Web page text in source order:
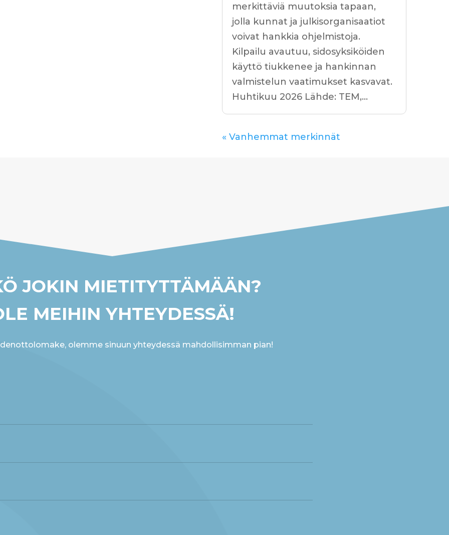
merkittäviä muutoksia tapaan,
jolla kunnat ja julkisorganisaatiot
voivat hankkia ohjelmistoja.
Kilpailu avautuu, sidosyksiköiden
käyttö tiukkenee ja hankinnan
valmistelun vaatimukset kasvavat.
Huhtikuu 2026 Lähde: TEM,...
« Vanhemmat merkinnät
JOKIN MIETITYTTÄMÄÄN?
MEIHIN YHTEYDESSÄ!
olemme sinuun yhteydessä mahdollisimman pian!